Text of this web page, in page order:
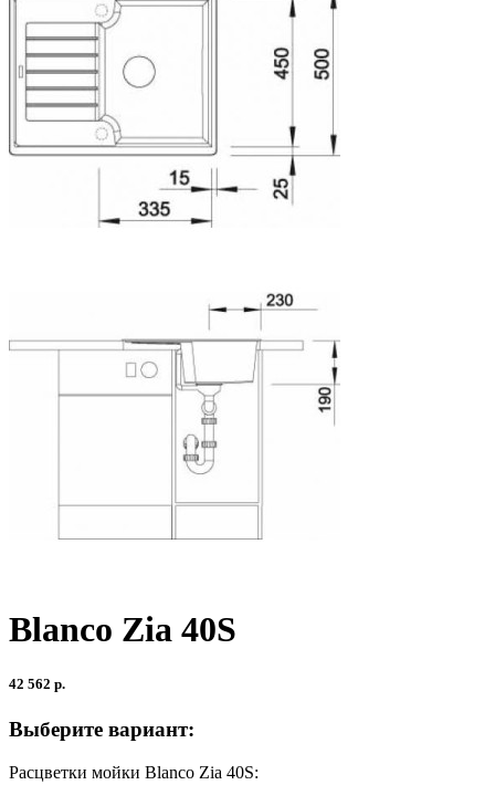
Blanco Zia 40S
42 562 р.
Выберите вариант:
Расцветки мойки Blanco Zia 40S: